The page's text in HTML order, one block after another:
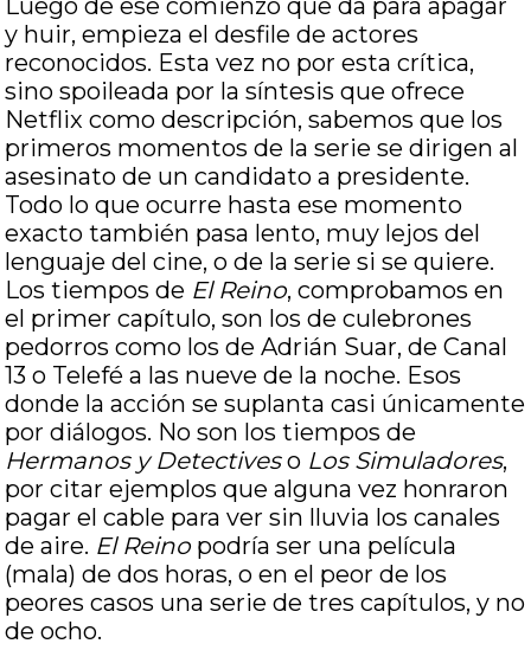
Luego de ese comienzo que da para apagar
y huir, empieza el desfile de actores
reconocidos. Esta vez no por esta crítica,
sino spoileada por la síntesis que ofrece
Netflix como descripción, sabemos que los
primeros momentos de la serie se dirigen al
asesinato de un candidato a presidente.
Todo lo que ocurre hasta ese momento
exacto también pasa lento, muy lejos del
lenguaje del cine, o de la serie si se quiere.
Los tiempos de El Reino, comprobamos en
el primer capítulo, son los de culebrones
pedorros como los de Adrián Suar, de Canal
13 o Telefé a las nueve de la noche. Esos
donde la acción se suplanta casi únicamente
por diálogos. No son los tiempos de
Hermanos y Detectiveso Los Simuladores,
por citar ejemplos que alguna vez honraron
pagar el cable para ver sin lluvia los canales
de aire. El Reinopodría ser una película
(mala) de dos horas, o en el peor de los
peores casos una serie de tres capítulos, y no
de ocho.